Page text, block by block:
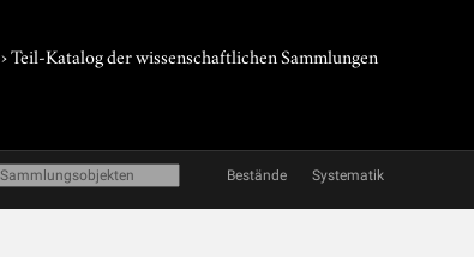
› Teil-Katalog der wissenschaftlichen Sammlungen
Bestände Systematik